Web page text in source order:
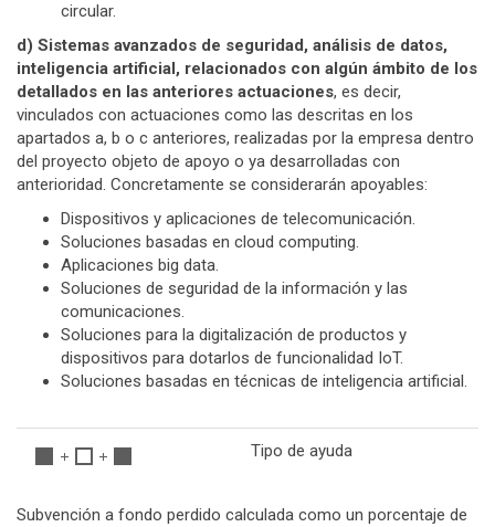
circular.
d) Sistemas avanzados de seguridad, análisis de datos,
inteligencia artificial, relacionados con algún ámbito de los
detallados en las anteriores actuaciones, es decir,
vinculados con actuaciones como las descritas en los
apartados a, b o c anteriores, realizadas por la empresa dentro
del proyecto objeto de apoyo o ya desarrolladas con
anterioridad. Concretamente se considerarán apoyables:
Dispositivos y aplicaciones de telecomunicación.
Soluciones basadas en cloud computing.
Aplicaciones big data.
Soluciones de seguridad de la información y las
comunicaciones.
Soluciones para la digitalización de productos y
dispositivos para dotarlos de funcionalidad IoT.
Soluciones basadas en técnicas de inteligencia artificial.
Tipo de ayuda
Subvención a fondo perdido calculada como un porcentaje de